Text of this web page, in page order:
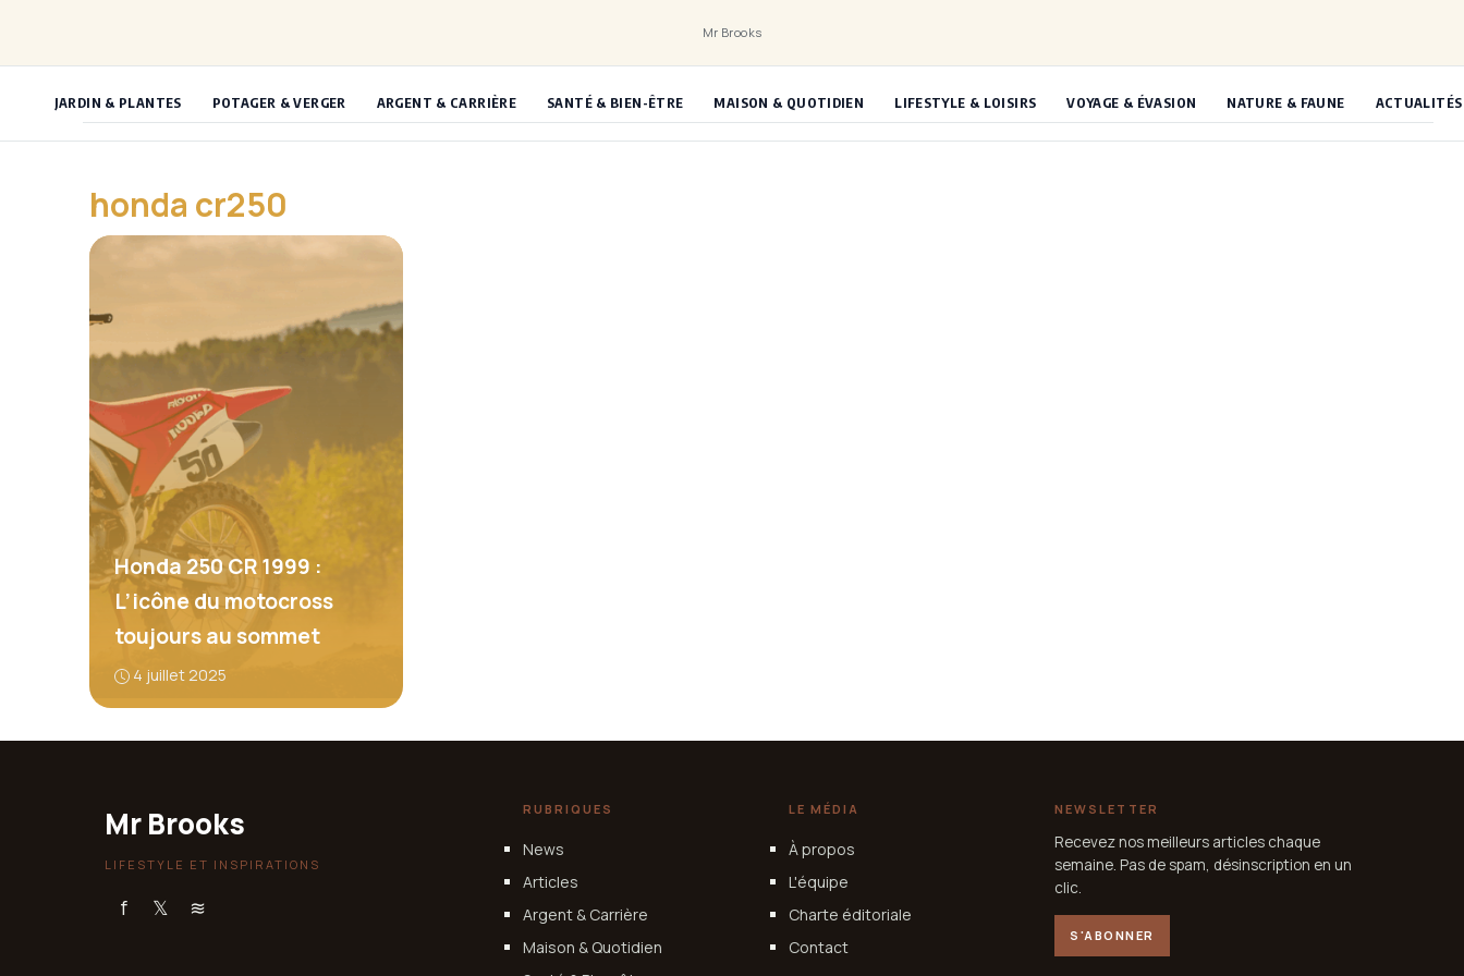
contenu
Mr Brooks
JARDIN & PLANTES POTAGER & VERGER ARGENT & CARRIÈRE SANTÉ & BIEN-ÊTRE MAISON & QUOTIDIEN LIFESTYLE & LOISIRS VOYAGE & ÉVASION NATURE & FAUNE ACTUALITÉS
honda cr250
Honda 250 CR 1999 :
L’icône du motocross
toujours au sommet
4 juillet 2025
Mr Brooks
LIFESTYLE ET INSPIRATIONS
f 𝕏 ≋
RUBRIQUES
News
Articles
Argent & Carrière
Maison & Quotidien
LE MÉDIA
À propos
L'équipe
Charte éditoriale
Contact
NEWSLETTER
Recevez nos meilleurs articles chaque
semaine. Pas de spam, désinscription en un
clic.
S'ABONNER